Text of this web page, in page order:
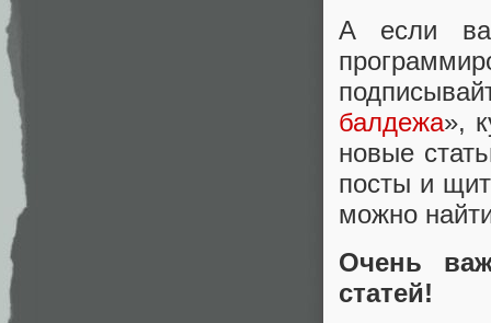
А если
балдежа‭»,
новые
посты и
можно
Очень
статей!